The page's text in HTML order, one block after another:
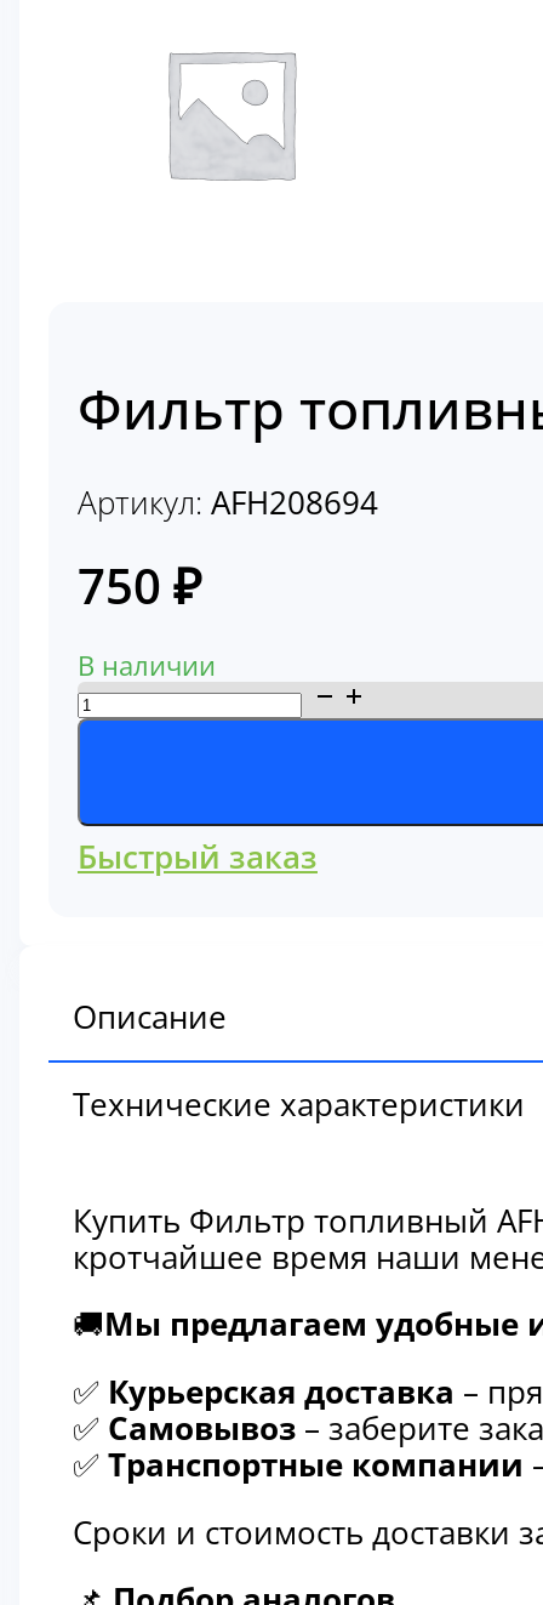
Фильтр
Артикул: AFH208694
750 ₽
В наличии
Количество
товара
топливный
AFH208694
Быстрый заказ
Описание
Технические характеристики
Купить Фильтр топливный
кротчайшее время наши
🚚Мы предлагаем удобные
✅ Курьерская доставка –
✅ Самовывоз – заберите
✅ Транспортные компании
Сроки и стоимость доставки